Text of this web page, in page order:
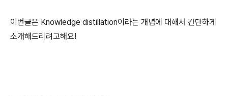
이번글은 Knowledge distillation이라는 개념에 대해서 간단하게
소개해드리려고해요!